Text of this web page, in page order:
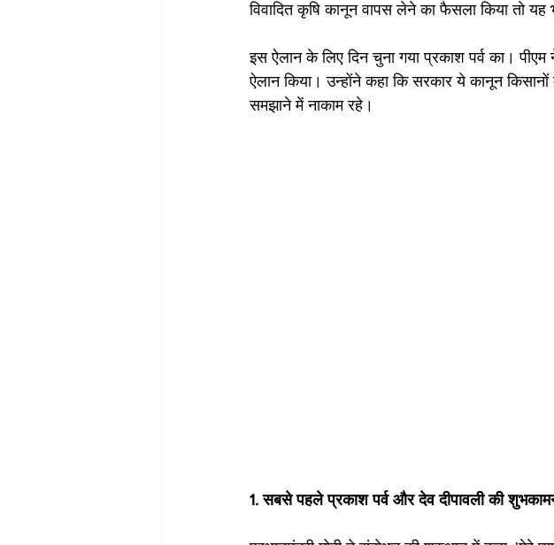
विवादित कृषि कानून वापस लेने का फैसला किया तो यह
इस ऐलान के लिए दिन चुना गया प्रकाश पर्व का।
ऐलान किया। उन्होंने कहा कि सरकार ये कानून
समझाने में नाकाम रहे।
1. सबसे पहले प्रकाश पर्व और देव दीपावली की